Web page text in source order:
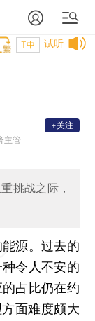
试听
T中
主管
+关注
挑战之际，
源。过去的
令人不安的
占比仍在约
面难度颇大